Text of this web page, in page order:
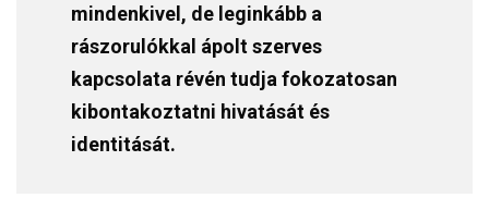
mindenkivel, de leginkább a
rászorulókkal ápolt szerves
kapcsolata révén tudja fokozatosan
kibontakoztatni hivatását és
identitását.